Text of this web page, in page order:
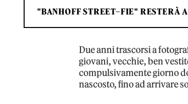
"BANHOFF STREET–FIE" RESTERÀ
Due anni trascorsi a
giovani, vecchie, ben
compulsivamente giorno
nascosto, fino ad arrivare